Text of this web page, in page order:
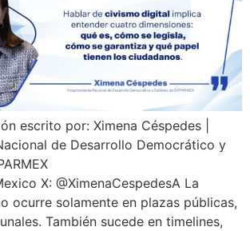
escrito por: Ximena Céspedes |
de Desarrollo Democrático y
X: @XimenaCespedesA La
ocurre solamente en plazas públicas,
También sucede en timelines,